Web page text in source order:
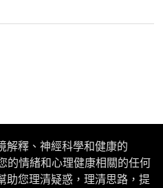
解釋、神經科學和健康的
的情緒和心理健康相關的任何
助您理清疑惑，理清思路，提